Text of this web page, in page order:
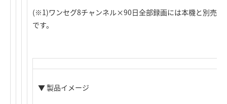
(※1)ワンセグ8チャンネル×90日全部録画には本機と別売の
です。
▼ 製品イメージ